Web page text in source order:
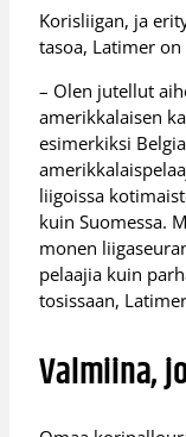
Korisliigan, ja
tasoa, Latimer
– Olen jutellut
amerikkalaisen
esimerkiksi
liigoissa
kuin Suomessa.
monen
pelaajia kuin
tosissaan,
Valmiina,